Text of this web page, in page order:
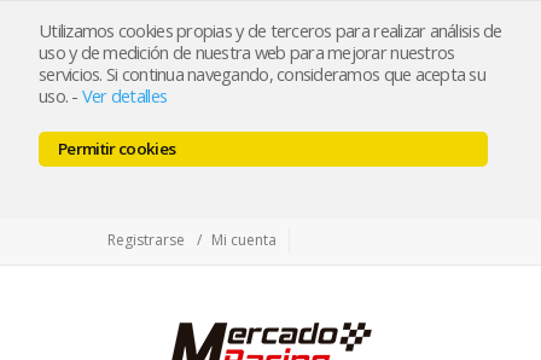
Utilizamos cookies propias y de terceros para realizar análisis de
uso y de medición de nuestra web para mejorar nuestros
servicios. Si continua navegando, consideramos que acepta su
uso. - Ver detalles
Permitir cookies
tienda@mercadoracing.com
Registrarse
Mi cuenta